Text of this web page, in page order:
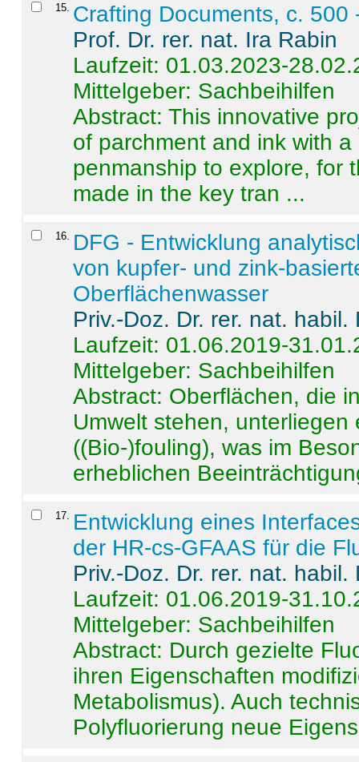
15 Crafting Documents, c. 500
Prof. Dr. rer. nat. Ira Rabin
Laufzeit: 01.03.2023-
Mittelgeber: Sachbeihilfen
Abstract:This innovative
of parchment and ink with
penmanship to explore, for
made in the key tran ...
16
DFG - Entwicklung
von kupfer- und zink-
Oberflächenwasser
Priv.-Doz. Dr. rer. nat.
Laufzeit: 01.06.2019-
Mittelgeber: Sachbeihilfen
Abstract: Oberflächen, die
Umwelt stehen,
((Bio-)fouling), was im
erheblichen
17
Entwicklung eines
der HR-cs-GFAAS für die
Priv.-Doz. Dr. rer. nat.
Laufzeit: 01.06.2019-
Mittelgeber: Sachbeihilfen
Abstract: Durch gezielte
ihren Eigenschaften
Metabolismus). Auch
Polyfluorierung neue